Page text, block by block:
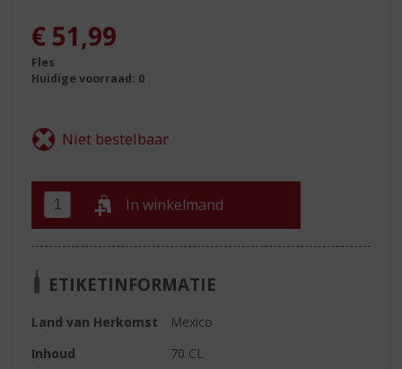
€ 51,99
Fles
Huidige voorraad: 0
In winkelmand
ETIKETINFORMATIE
Land van Herkomst
Mexico
Inhoud
70 CL